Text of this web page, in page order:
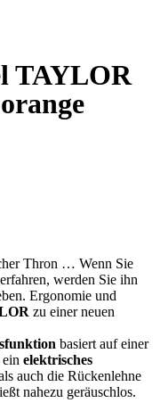
TAYLOR
Thron … Wenn Sie
werden Sie ihn
Ergonomie und
zu einer neuen
basiert auf einer
elektrisches
auch die Rückenlehne
nahezu geräuschlos.